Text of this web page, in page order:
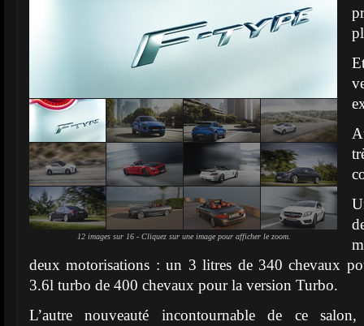
12 images sur 16 - Cliquez sur une image pour afficher le zoom.
deux motorisations : un 3 litres de 340 chevaux
3.6l turbo de 400 chevaux pour la version Turbo.
L’autre nouveauté incontournable de ce